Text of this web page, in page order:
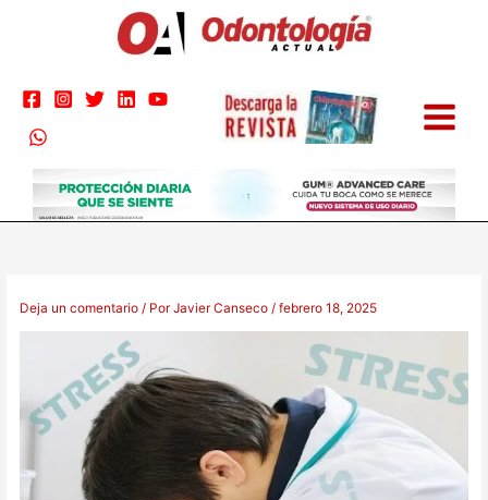
Deja un comentario / PorJavier Canseco/febrero 18, 2025